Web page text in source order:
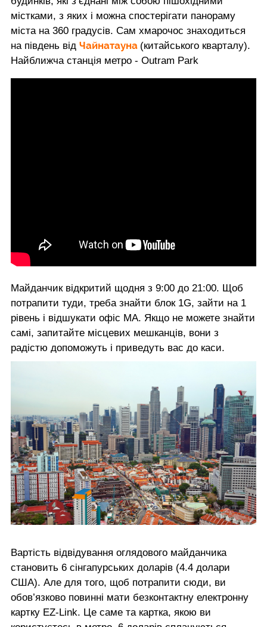
містками, з яких і можна спостерігати панораму
міста на 360 градусів. Сам хмарочос знаходиться
на південь від Чайнатауна (китайського кварталу).
Найближча станція метро - Outram Park
Майданчик відкритий щодня з 9:00 до 21:00. Щоб
потрапити туди, треба знайти блок 1G, зайти на 1
рівень і відшукати офіс MA. Якщо не можете знайти
самі, запитайте місцевих мешканців, вони з
радістю допоможуть і приведуть вас до каси.
Вартість відвідування оглядового майданчика
становить 6 сінгапурських доларів (4.4 долари
США). Але для того, щоб потрапити сюди, ви
обов’язково повинні мати безконтактну електронну
картку EZ-Link. Це саме та картка, якою ви